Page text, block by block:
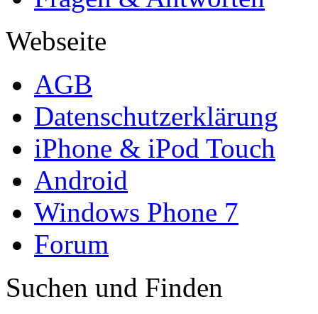
Webseite
AGB
Datenschutzerklärung
iPhone & iPod Touch
Android
Windows Phone 7
Forum
Suchen und Finden